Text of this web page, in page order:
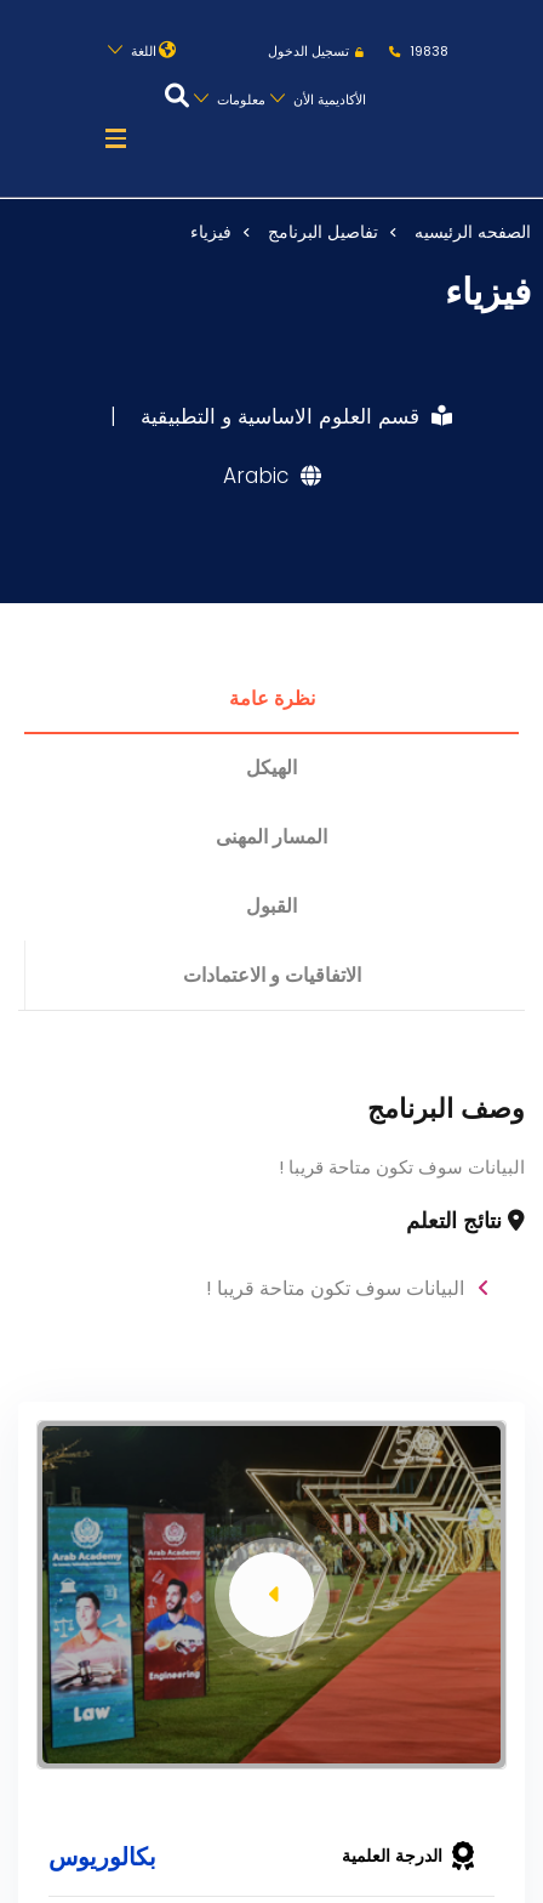
19838 تسجيل الدخول اللغة
الأكاديمية الأن معلومات
عن الأكاديمية
النقل البحري
الدراسات الأكاديمية
المجمعات
الصفحه الرئيسيه تفاصيل البرنامج فيزياء
فيزياء
قسم العلوم الاساسية و التطبيقية
Arabic
نظرة عامة
الهيكل
المسار المهنى
القبول
الاتفاقيات و الاعتمادات
وصف البرنامج
البيانات سوف تكون متاحة قريبا !
نتائج التعلم
البيانات سوف تكون متاحة قريبا !
الدرجة العلمية بكالوريوس